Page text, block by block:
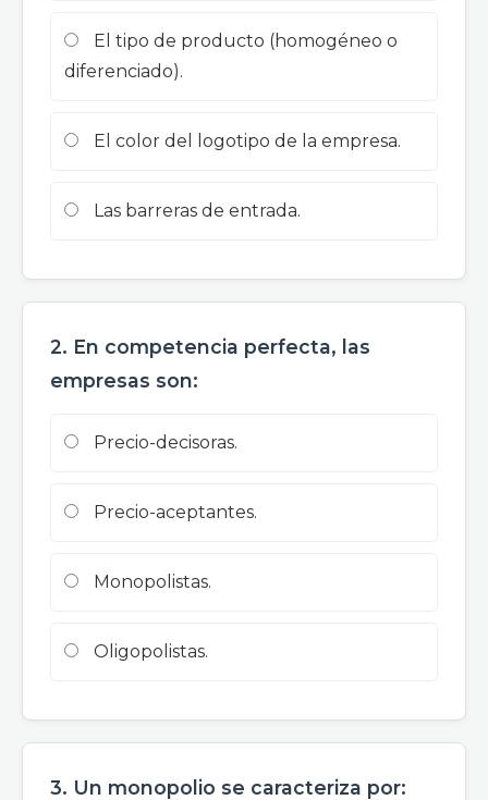
El tipo de producto (homogéneo o
diferenciado).
El color del logotipo de la empresa.
Las barreras de entrada.
2. En competencia perfecta, las
empresas son:
Precio-decisoras.
Precio-aceptantes.
Monopolistas.
Oligopolistas.
3. Un monopolio se caracteriza por: